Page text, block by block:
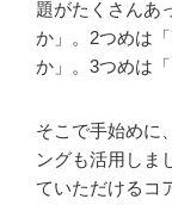
題がたくさんあ
か」。2つめは
か」。3つめは
そこで手始めに
ングも活用しま
ていただけるコ